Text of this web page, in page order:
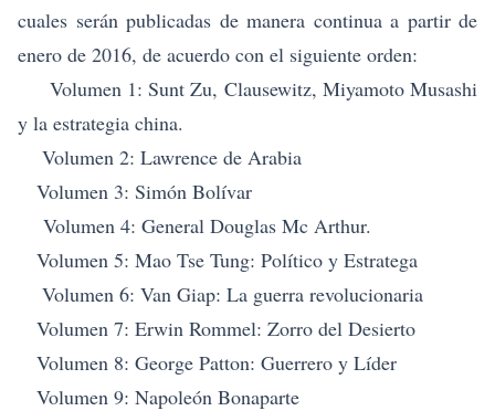
cuales serán publicadas de manera continua a partir de
enero de 2016, de acuerdo con el siguiente orden:
Volumen 1: Sunt Zu, Clausewitz, Miyamoto Musashi
y la estrategia china.
Volumen 2: Lawrence de Arabia
Volumen 3: Simón Bolívar
Volumen 4: General Douglas Mc Arthur.
Volumen 5: Mao Tse Tung: Político y Estratega
Volumen 6: Van Giap: La guerra revolucionaria
Volumen 7: Erwin Rommel: Zorro del Desierto
Volumen 8: George Patton: Guerrero y Líder
Volumen 9: Napoleón Bonaparte